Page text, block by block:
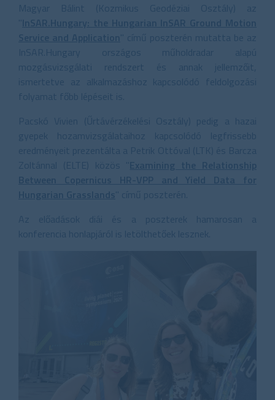
Magyar Bálint (Kozmikus Geodéziai Osztály) az
"InSAR.Hungary: the Hungarian InSAR Ground Motion
Service and Application" című poszterén mutatta be az
InSAR.Hungary országos műholdradar alapú
mozgásvizsgálati rendszert és annak jellemzőit,
ismertetve az alkalmazáshoz kapcsolódó feldolgozási
folyamat főbb lépéseit is.
Pacskó Vivien (Űrtávérzékelési Osztály) pedig a hazai
gyepek hozamvizsgálataihoz kapcsolódó legfrissebb
eredményeit prezentálta a Petrik Ottóval (LTK) és Barcza
Zoltánnal (ELTE) közös "Examining the Relationship
Between Copernicus HR-VPP and Yield Data for
Hungarian Grasslands" című poszterén.
Az előadások diái és a poszterek hamarosan a
konferencia honlapjáról is letölthetőek lesznek.